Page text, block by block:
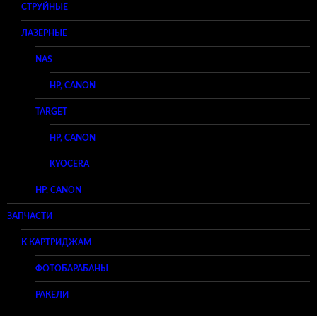
СТРУЙНЫЕ
ЛАЗЕРНЫЕ
NAS
HP, CANON
TARGET
HP, CANON
KYOCERA
HP, CANON
ЗАПЧАСТИ
К КАРТРИДЖАМ
ФОТОБАРАБАНЫ
РАКЕЛИ